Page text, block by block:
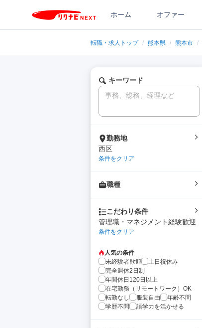
ホーム オファー
転職・求人トップ / 熊本県 / 熊本市 /
キーワード
勤務地
西区
条件をクリア
職種
こだわり条件
管理職・マネジメント経験歓迎
条件をクリア
人気の条件
未経験者歓迎
土日祝休み
完全週休2日制
年間休日120日以上
在宅勤務（リモートワーク）OK
転勤なし
服装自由
年齢不問
学歴不問
語学力を活かせる